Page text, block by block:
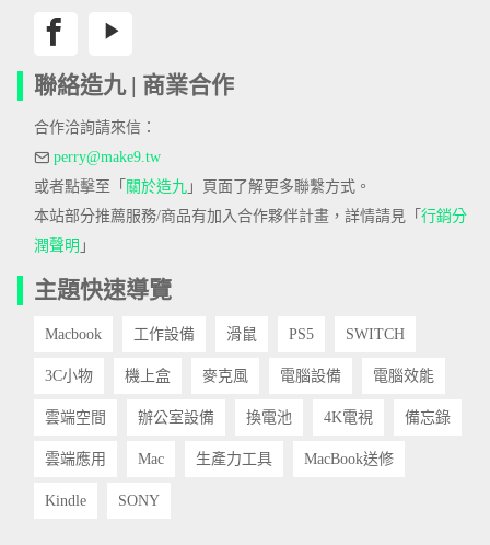
聯絡造九 | 商業合作
合作洽詢請來信：
perry@make9.tw
或者點擊至「 關於造九 」頁面了解更多聯繫方式。
本站部分推薦服務/商品有加入合作夥伴計畫，詳情請見「 行銷分
潤聲明 」
主題快速導覽
Macbook 工作設備 滑鼠 PS5 SWITCH
3C小物 機上盒 麥克風 電腦設備 電腦效能
雲端空間 辦公室設備 換電池 4K電視 備忘錄
雲端應用 Mac 生產力工具 MacBook送修
Kindle SONY